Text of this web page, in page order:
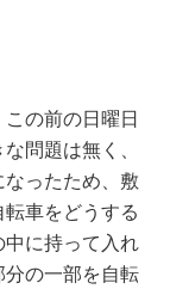
の前の日曜日
問題は無く、
ったため、敷
車をどうする
に持って入れ
の一部を自転